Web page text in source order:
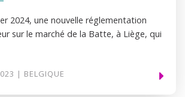
2024, une nouvelle réglementation
sur le marché de la Batte, à Liège, qui
| BELGIQUE